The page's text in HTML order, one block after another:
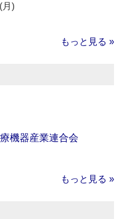
月)
もっと見る »
機器産業連合会
もっと見る »